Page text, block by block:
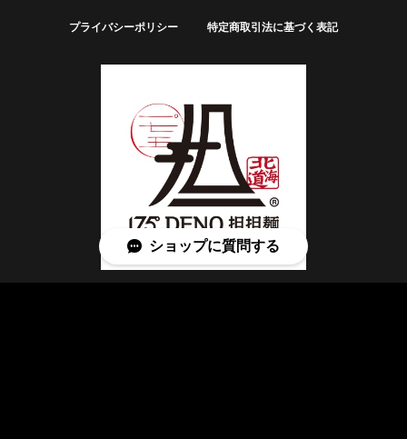
プライバシーポリシー 特定商取引法に基づく表記
ショップに質問する